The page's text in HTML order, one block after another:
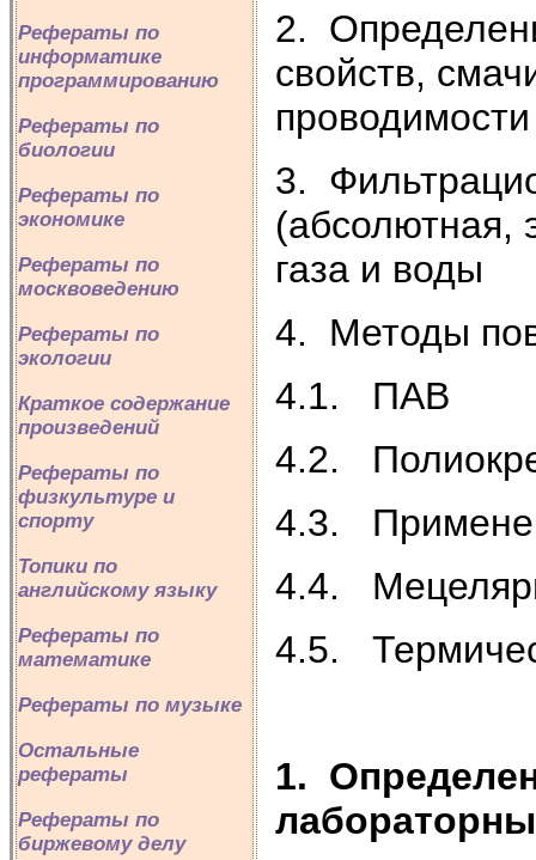
Рефераты по
информатике
программированию
Рефераты по
биологии
Рефераты по
экономике
Рефераты по
москвоведению
Рефераты по
экологии
Краткое содержание
произведений
Рефераты по
физкультуре и
спорту
Топики по
английскому языку
Рефераты по
математике
Рефераты по музыке
Остальные
рефераты
Рефераты по
биржевому делу
2.
свойств,
проводимости
3.
(абсолютная,
газа и воды
4. Методы
4.1. ПАВ
4.2.
4.3.
4.4.
4.5.
1.